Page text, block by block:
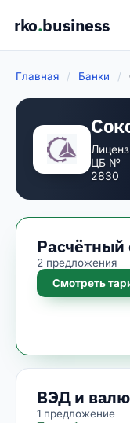
rko.business
Главная / Банки /
ЦБ №
2830
Расчётный
2 предложения
Смотреть
ВЭД и
1 предложение